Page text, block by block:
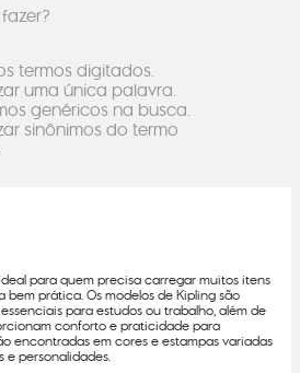
termos digitados.
uma única palavra.
genéricos na busca.
sinônimos do termo
para quem precisa carregar muitos itens
prática. Os modelos de Kipling são
para estudos ou trabalho, além de
conforto e praticidade para
encontradas em cores e estampas variadas
e personalidades.